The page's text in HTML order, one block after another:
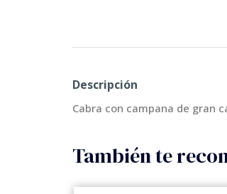
Descripción
Cabra con campana de gran
También te